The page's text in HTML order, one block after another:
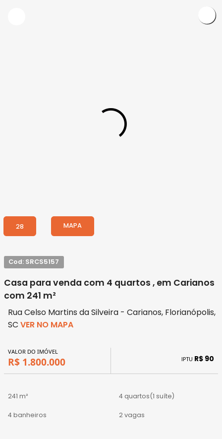
28 MAPA
Cod: SRCS5157
Casa para venda com 4 quartos , em Carianos
com 241 m²
Rua Celso Martins da Silveira - Carianos, Florianópolis,
SC VER NO MAPA
VALOR DO IMÓVEL
R$ 1.800.000 IPTU R$ 90
241 m² 4 quartos(1 suíte)
4 banheiros 2 vagas